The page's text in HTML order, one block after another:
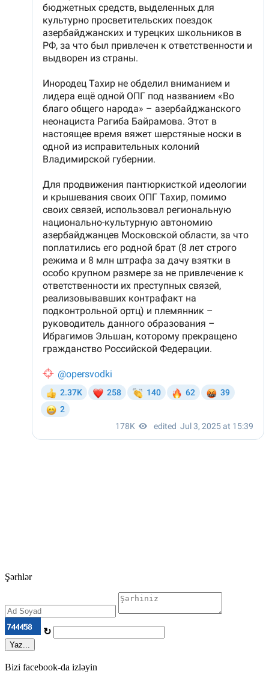
Şərhlər
↻
Yaz...
Bizi facebook-da izləyin